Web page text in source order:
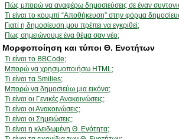
Πώς μπορώ να αναφέρω δημοσιεύσεις σε έναν
Τι είναι το κουμπί “Αποθήκευση” στην φόρμα
Γιατί η δημοσίευση μου πρέπει να εγκριθεί;
Πως σημειώνουμε ένα θέμα σαν νέο;
Μορφοποίηση και τύποι Θ. Ενοτήτων
Τι είναι το BBCode;
Μπορώ να χρησιμοποιήσω HTML;
Τι είναι τα Smilies;
Μπορώ να δημοσιεύω μια εικόνα;
Τι είναι οι Γενικές Ανακοινώσεις;
Τι είναι οι Ανακοινώσεις;
Τι είναι οι Σημειώσεις;
Τι είναι η κλειδωμένη Θ. Ενότητα;